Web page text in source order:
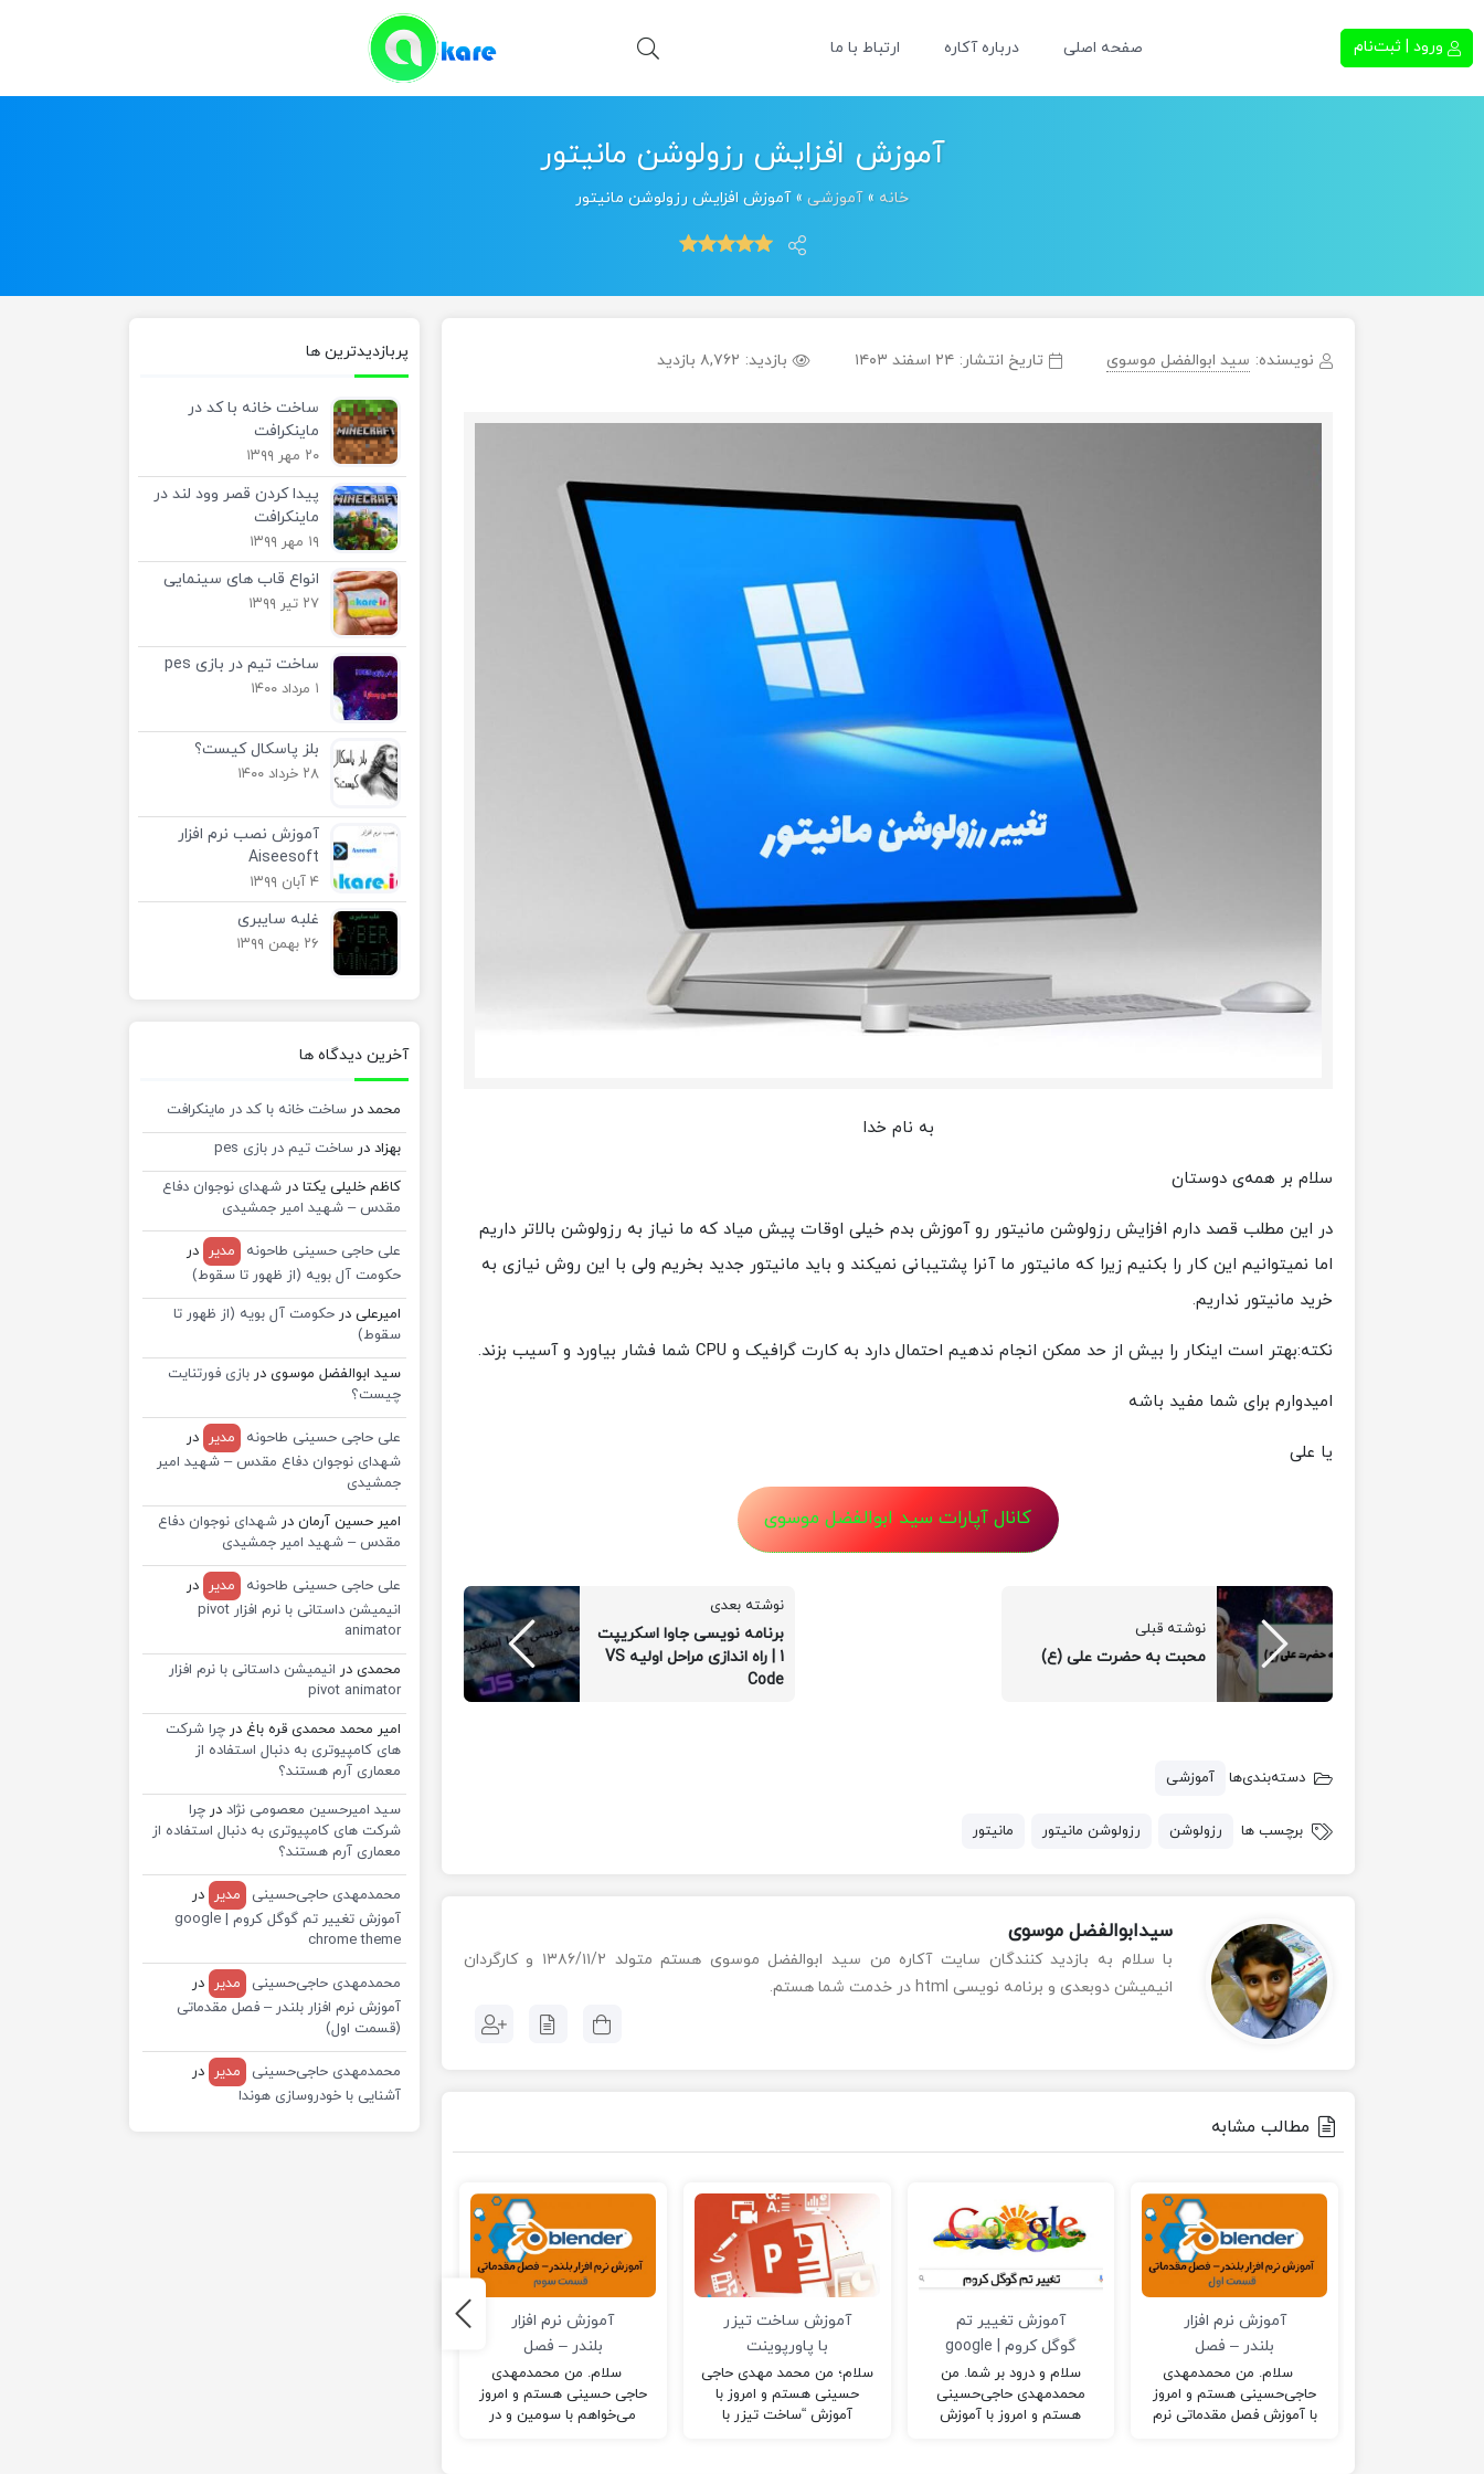
ورود | ثبت‌نام صفحه اصلی درباره آکاره ارتباط با ما
آموزش افزایش رزولوشن مانیتور
خانه »آموزشی »آموزش افزایش رزولوشن مانیتور
نویسنده: سید ابوالفضل موسوی تاریخ انتشار: ۲۴ اسفند ۱۴۰۳ بازدید: ۸,۷۶۲ بازدید
به نام خدا
سلام بر همه‌ی دوستان
در این مطلب قصد دارم افزایش رزولوشن مانیتور رو آموزش بدم خیلی اوقات پیش میاد که ما نیاز به رزولوشن بالاتر داریم
اما نمیتوانیم این کار را بکنیم زیرا که مانیتور ما آنرا پشتیبانی نمیکند و باید مانیتور جدید بخریم ولی با این روش نیازی به
خرید مانیتور نداریم.
نکته:بهتر است اینکار را بیش از حد ممکن انجام ندهیم احتمال دارد به کارت گرافیک و CPU شما فشار بیاورد و آسیب بزند.
امیدوارم برای شما مفید باشه
یا علی
کانال آپارات سید ابوالفضل موسوی
نوشته قبلی
محبت به حضرت علی (ع)
نوشته بعدی
برنامه نویسی جاوا اسکریپت
1 | راه اندازی مراحل اولیه VS
Code
دسته‌بندی‌ها آموزشی
برچسب ها رزولوشن رزولوشن مانیتور مانیتور
سیدابوالفضل موسوی
با سلام به بازدید کنندگان سایت آکاره من سید ابوالفضل موسوی هستم متولد ۱۳۸۶/۱۱/۲ و کارگردان
انیمیشن دوبعدی و برنامه نویسی html در خدمت شما هستم.
مطالب مشابه
آموزش نرم افزار
بلندر – فصل
مقدماتی (قسمت
اول)
سلام. من محمدمهدی
حاجی‌حسینی هستم و امروز
با آموزش فصل مقدماتی نرم
آموزش تغییر تم
گوگل کروم | google
chrome theme
سلام و درود بر شما. من
محمدمهدی حاجی‌حسینی
هستم و امروز با آموزش
آموزش ساخت تیزر
با پاورپوینت
سلام؛ من محمد مهدی حاجی
حسینی هستم و امروز با
آموزش “ساخت تیزر با
آموزش نرم افزار
بلندر – فصل
مقدماتی (قسمت
سوم)
سلام. من محمدمهدی
حاجی حسینی هستم و امروز
می‌خواهم با سومین و در
پربازدیدترین ها
ساخت خانه با کد در
ماینکرافت
۲۰ مهر ۱۳۹۹
پیدا کردن قصر وود لند در
ماینکرافت
۱۹ مهر ۱۳۹۹
انواع قاب های سینمایی
۲۷ تیر ۱۳۹۹
ساخت تیم در بازی pes
۱ مرداد ۱۴۰۰
بلز پاسکال کیست؟
۲۸ خرداد ۱۴۰۰
آموزش نصب نرم افزار
Aiseesoft
۴ آبان ۱۳۹۹
غلبه سایبری
۲۶ بهمن ۱۳۹۹
آخرین دیدگاه ها
محمد درساخت خانه با کد در ماینکرافت
بهزاد درساخت تیم در بازی pes
کاظم خلیلی یکتا درشهدای نوجوان دفاع
مقدس – شهید امیر جمشیدی
علی حاجی حسینی طاحونه مدیر
در
حکومت آل بویه (از ظهور تا سقوط)
امیرعلی درحکومت آل بویه (از ظهور تا
سقوط)
سید ابوالفضل موسوی دربازی فورتنایت
چیست؟
علی حاجی حسینی طاحونه مدیر
در
شهدای نوجوان دفاع مقدس – شهید امیر
جمشیدی
امیر حسین آرمان درشهدای نوجوان دفاع
مقدس – شهید امیر جمشیدی
علی حاجی حسینی طاحونه مدیر
در
انیمیشن داستانی با نرم افزار pivot
animator
محمدی در انیمیشن داستانی با نرم افزار
pivot animator
امیر محمد محمدی قره باغ درچرا شرکت
های کامپیوتری به دنبال استفاده از
معماری آرم هستند؟
سید امیرحسین معصومی نژاد درچرا
شرکت های کامپیوتری به دنبال استفاده از
معماری آرم هستند؟
محمدمهدی حاجی‌حسینی مدیر
در
آموزش تغییر تم گوگل کروم | google
chrome theme
محمدمهدی حاجی‌حسینی مدیر
در
آموزش نرم افزار بلندر – فصل مقدماتی
(قسمت اول)
محمدمهدی حاجی‌حسینی مدیر
در
آشنایی با خودروسازی هوندا